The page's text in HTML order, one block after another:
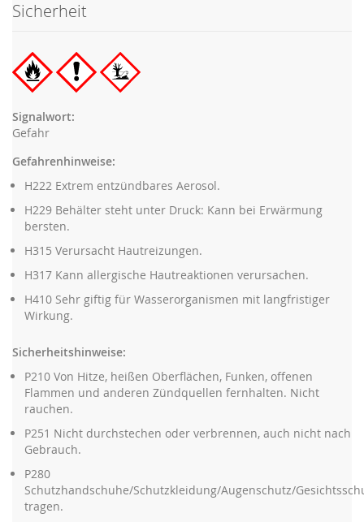
Sicherheit
Signalwort:
Gefahr
Gefahrenhinweise:
H222 Extrem entzündbares Aerosol.
H229 Behälter steht unter Druck: Kann bei Erwärmung
bersten.
H315 Verursacht Hautreizungen.
H317 Kann allergische Hautreaktionen verursachen.
H410 Sehr giftig für Wasserorganismen mit langfristiger
Wirkung.
Sicherheitshinweise:
P210 Von Hitze, heißen Oberflächen, Funken, offenen
Flammen und anderen Zündquellen fernhalten. Nicht
rauchen.
P251 Nicht durchstechen oder verbrennen, auch nicht nach
Gebrauch.
P280
Schutzhandschuhe/Schutzkleidung/Augenschutz/
tragen.